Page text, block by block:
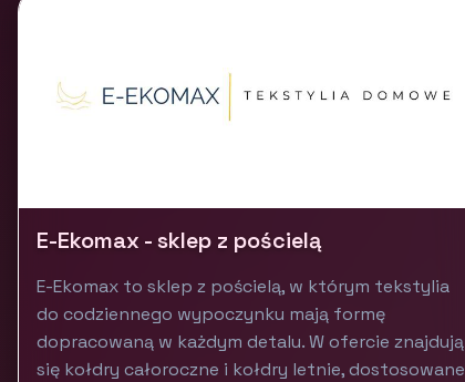
E-Ekomax - sklep z pościelą
E-Ekomax to sklep z pościelą, w którym tekstylia
do codziennego wypoczynku mają formę
dopracowaną w każdym detalu. W ofercie znajdują
się kołdry całoroczne i kołdry letnie, dostosowane